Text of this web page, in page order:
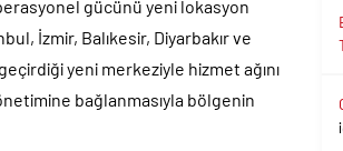
gücünü yeni lokasyon
İzmir, Balıkesir, Diyarbakır ve
yeni merkeziyle hizmet ağını
bağlanmasıyla bölgenin